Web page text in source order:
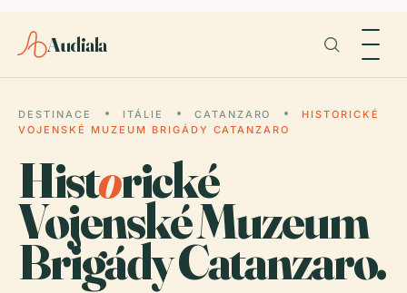
Audiala
DESTINACE ITÁLIE CATANZARO
HISTORICKÉ
VOJENSKÉ MUZEUM BRIGÁDY CATANZARO
Historické
Vojenské Muzeum
Brigády Catanzaro.